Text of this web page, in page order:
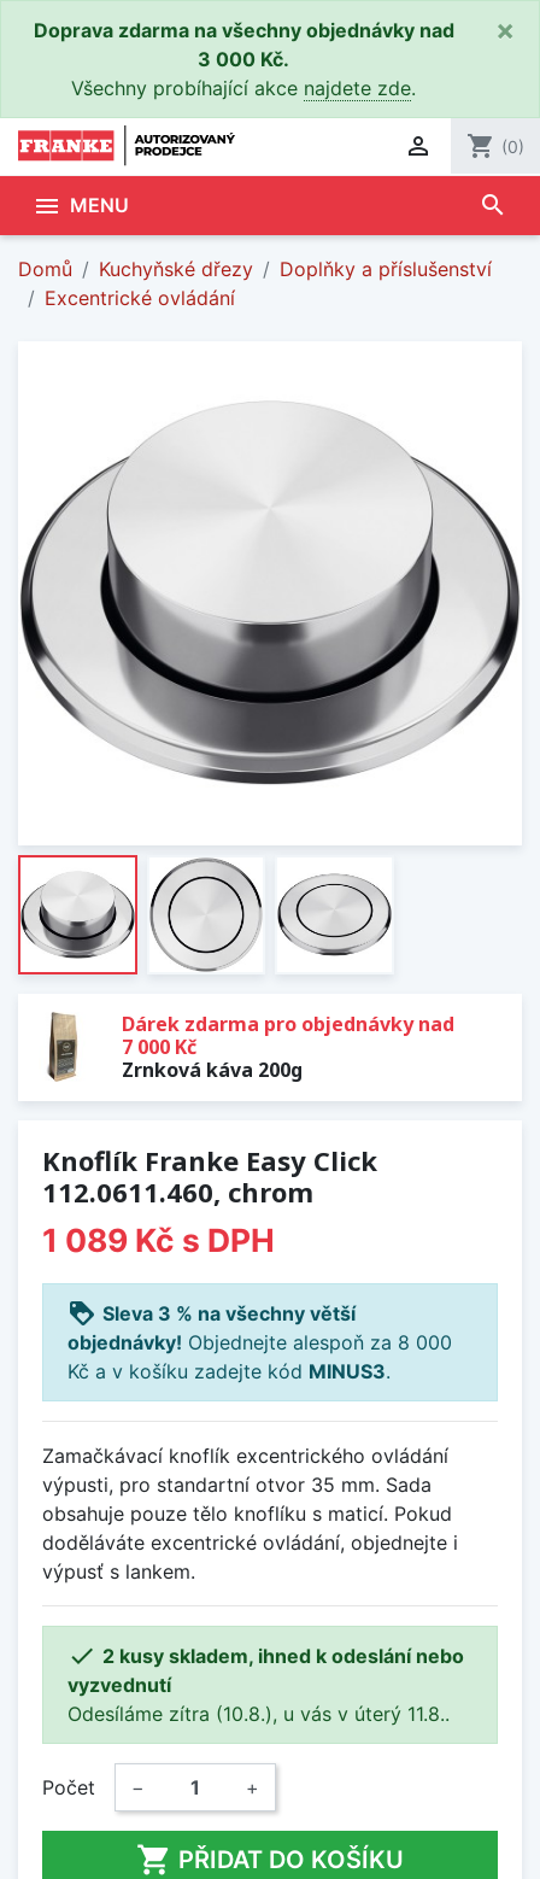
Doprava zdarma na všechny objednávky nad
3 000 Kč.
Všechny probíhající akce najdete zde.
×
 shopping_cart (0)
 MENU search
Domů Kuchyňské dřezy
Doplňky a příslušenství
Excentrické ovládání
Dárek zdarma pro objednávky nad
7 000 Kč
Zrnková káva 200g
Knoflík Franke Easy Click
112.0611.460, chrom
1 089 Kč s DPH
loyalty Sleva 3 % na všechny větší
objednávky! Objednejte alespoň za 8 000
Kč a v košíku zadejte kód MINUS3.
Zamačkávací knoflík excentrického ovládání
výpusti, pro standartní otvor 35 mm. Sada
obsahuje pouze tělo knoflíku s maticí. Pokud
doděláváte excentrické ovládání, objednejte i
výpusť s lankem.
 2 kusy skladem, ihned k odeslání nebo
vyzvednutí
Odesíláme zítra (10.8.), u vás v úterý 11.8..
Počet − +
 PŘIDAT DO KOŠÍKU